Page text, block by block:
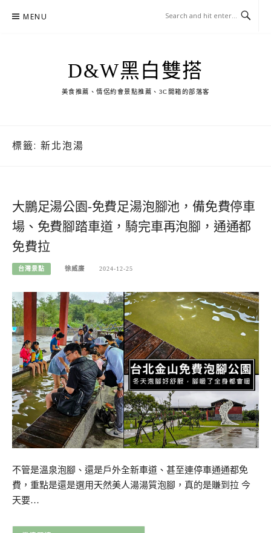
MENU
D&W黑白雙搭
美食推薦、情侶約會景點推薦、3C開箱的部落客
標籤: 新北泡湯
大鵬足湯公園-免費足湯泡腳池，備免費停車
場、免費腳踏車道，騎完車再泡腳，通通都
免費拉
台灣景點 徐威廉 2024-12-25
不管是溫泉泡腳、還是戶外全新車道、甚至連停車通通都免
費，重點是還是選用天然美人湯湯質泡腳，真的是賺到拉 今
天要…